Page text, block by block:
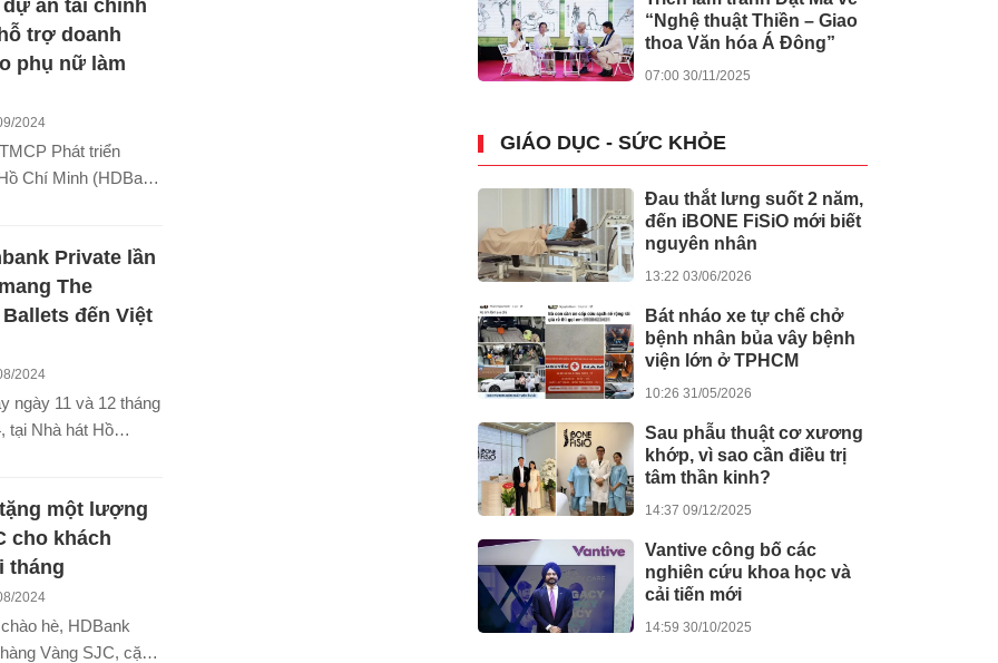
án tài chính
trợ doanh
phụ nữ làm
2024
Phát triển
Chí Minh (HDBank
Pháp) ký kết Hợp
trị giá 50 triệu USD.
Private lần
The
đến Việt
2024
ngày 11 và 12 tháng
tại Nhà hát Hồ
trong những điệu
những giai
và câu chuyện đầy
“The Seasons
món quà đặc biệt
cho hội viên
một lượng
cho khách
tháng
2024
hè, HDBank
Vàng SJC, cặp
“Nghệ thuật Thiền – Giao
thoa Văn hóa Á Đông”
07:00 30/11/2025
GIÁO DỤC - SỨC KHỎE
Đau thắt lưng suốt 2 năm,
đến iBONE FiSiO mới biết
nguyên nhân
13:22 03/06/2026
Bát nháo xe tự chế chở
bệnh nhân bủa vây bệnh
viện lớn ở TPHCM
10:26 31/05/2026
Sau phẫu thuật cơ xương
khớp, vì sao cần điều trị
tâm thần kinh?
14:37 09/12/2025
Vantive công bố các
nghiên cứu khoa học và
cải tiến mới
14:59 30/10/2025